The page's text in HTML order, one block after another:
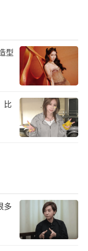
型
比
多